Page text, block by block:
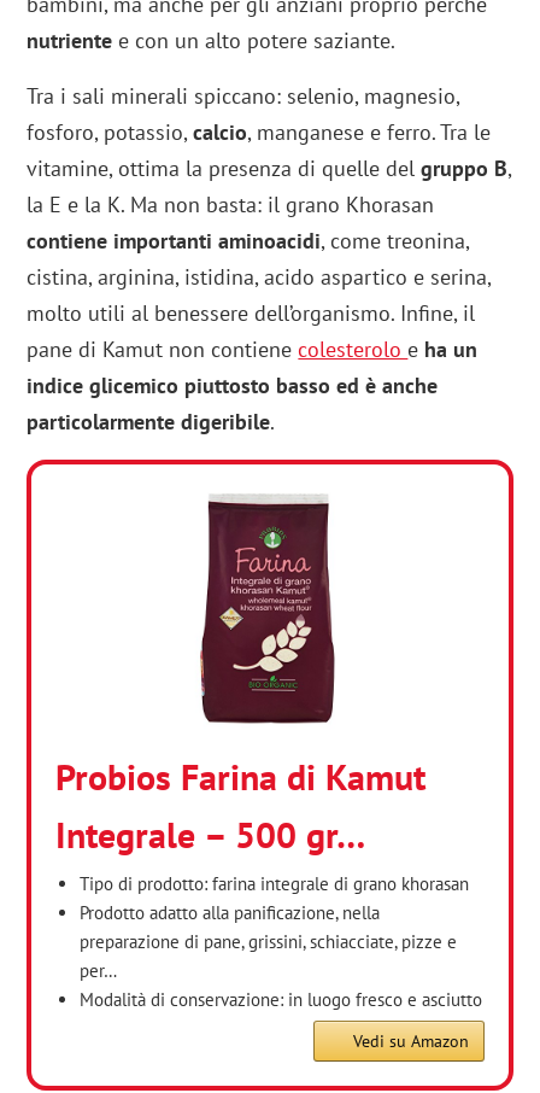
nutriente e con un alto potere saziante.
Tra i sali minerali spiccano: selenio, magnesio,
fosforo, potassio,calcio, manganese e ferro. Tra le
vitamine, ottima la presenza di quelle delgruppo B,
la E e la K. Ma non basta: il grano Khorasan
contiene importanti aminoacidi, come treonina,
cistina, arginina, istidina, acido aspartico e serina,
molto utili al benessere dell’organismo. Infine, il
pane di Kamut non contienecolesterolo e ha un
indice glicemico piuttosto basso ed è anche
particolarmente digeribile.
Probios Farina di Kamut
Integrale – 500 gr…
Tipo di prodotto: farina integrale di grano khorasan
Prodotto adatto alla panificazione, nella
preparazione di pane, grissini, schiacciate, pizze e
per…
Modalità di conservazione: in luogo fresco e asciutto
Vedi su Amazon